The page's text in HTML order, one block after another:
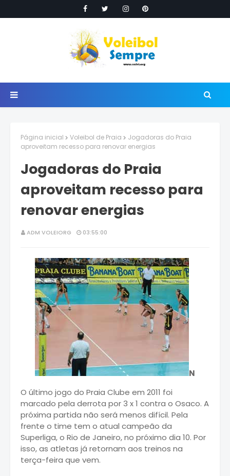
Página inicial Voleibol de Praia
Jogadoras do Praia
aproveitam recesso para renovar energias
Jogadoras do Praia
aproveitam recesso para
renovar energias
ADM VOLEIORG 03:55:00
N
O último jogo do Praia Clube em 2011 foi
marcado pela derrota por 3 x 1 contra o Osaco. A
próxima partida não será menos difícil. Pela
frente o time tem o atual campeão da
Superliga, o Rio de Janeiro, no próximo dia 10. Por
isso, as atletas já retornam aos treinos na
terça-feira que vem.